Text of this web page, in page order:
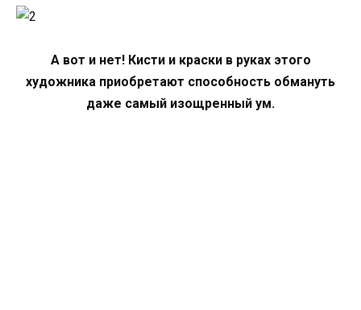
А вот и нет! Кисти и краски в руках этого
художника приобретают способность обмануть
даже самый изощренный ум.